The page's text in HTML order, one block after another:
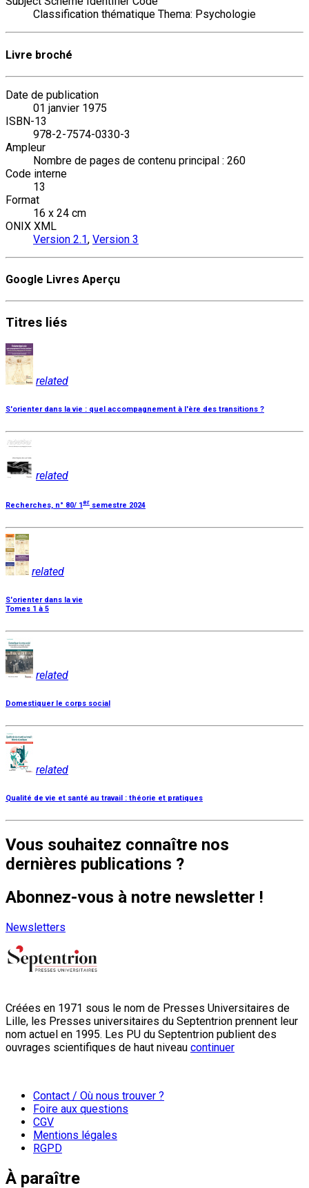
Classification thématique Thema: Psychologie
Livre broché
Date de publication
01 janvier 1975
ISBN-13
978-2-7574-0330-3
Ampleur
Nombre de pages de contenu principal : 260
Code interne
13
Format
16 x 24 cm
ONIX XML
Version 2.1, Version 3
Google Livres Aperçu
Titres liés
related
S'orienter dans la vie : quel accompagnement à l'ère des transitions ?
related
Recherches, n° 80/ 1 er semestre 2024
related
S'orienter dans la vie
Tomes 1 à 5
related
Domestiquer le corps social
related
Qualité de vie et santé au travail : théorie et pratiques
Vous souhaitez connaître nos
dernières publications ?
Abonnez-vous à notre newsletter !
Newsletters
Créées en 1971 sous le nom de Presses Universitaires de
Lille, les Presses universitaires du Septentrion prennent leur
nom actuel en 1995. Les PU du Septentrion publient des
ouvrages scientifiques de haut niveau continuer
Contact / Où nous trouver ?
Foire aux questions
CGV
Mentions légales
RGPD
À paraître